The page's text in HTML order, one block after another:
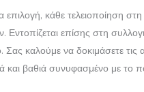
κάθε τελειοποίηση στη
επίσης στη
καλούμε να δοκιμάσετε τις
και βαθιά συνυφασμένο με το